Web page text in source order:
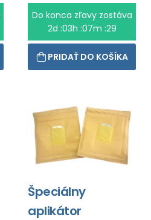
Do konca zľavy zostáva
2d :03h :07m :28
PRIDAŤ DO KOŠÍKA
Špeciálny
aplikátor